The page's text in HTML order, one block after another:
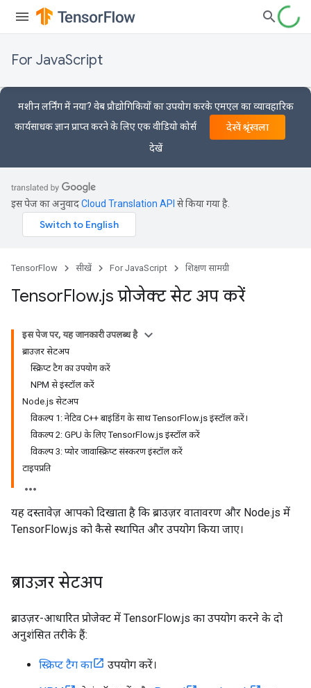
For JavaScript
मशीन लर्निंग में नया? वेब प्रौद्योगिकियों का उपयोग करके एमएल का व्यावहारिक
कार्यसाधक ज्ञान प्राप्त करने के लिए एक वीडियो कोर्स
देखें श्रृंखला
देखें
इस पेज का अनुवादCloud Translation API से किया गया है.
TensorFlow सीखें For JavaScript शिक्षण सामग्री
TensorFlow.js प्रोजेक्ट सेट अप करें
इस पेज पर, यह जानकारी उपलब्ध है
ब्राउज़र सेटअप
स्क्रिप्ट टैग का उपयोग करें
NPM से इंस्टॉल करें
Node.js सेटअप
विकल्प 1: नेटिव C++ बाइंडिंग के साथ TensorFlow.js इंस्टॉल करें।
विकल्प 2: GPU के लिए TensorFlow.js इंस्टॉल करें
विकल्प 3: प्योर जावास्क्रिप्ट संस्करण इंस्टॉल करें
टाइपप्रति
यह दस्तावेज़ आपको दिखाता है कि ब्राउज़र वातावरण और Node.js में
TensorFlow.js को कैसे स्थापित और उपयोग किया जाए।
ब्राउज़र सेटअप
ब्राउज़र-आधारित प्रोजेक्ट में TensorFlow.js का उपयोग करने के दो
अनुशंसित तरीके हैं:
स्क्रिप्ट टैग का उपयोग करें।